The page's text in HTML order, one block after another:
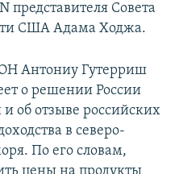
представителя Совета
США Адама Ходжа.
Антониу Гутерриш
о решении России
об отзыве российских
в северо-
По его словам,